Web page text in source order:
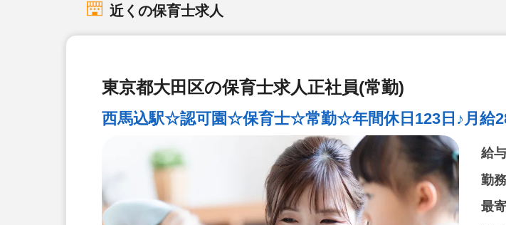
近くの保育士求人
東京都大田区の保育士求人正社員(常勤)
西馬込駅☆認可園☆保育士☆常勤☆年間休日123日♪月給
給与
勤
最